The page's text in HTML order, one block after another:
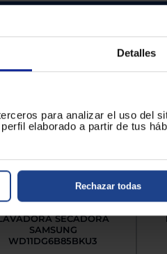
Detalles
para analizar el uso del
elaborado a partir de tus
Rechazar todas
SECADORA
SAMSUNG
WD11DG6B85BKU3